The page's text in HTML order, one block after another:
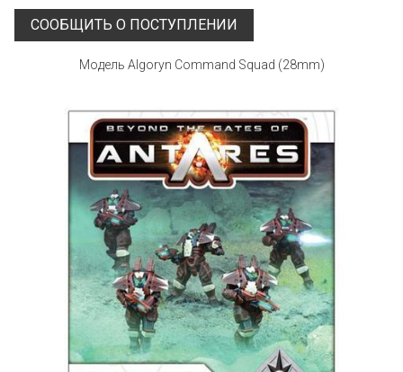
СООБЩИТЬ О ПОСТУПЛЕНИИ
Модель Algoryn Command Squad (28mm)